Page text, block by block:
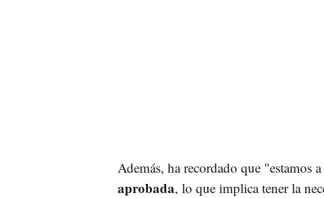
Además, ha recordado que "estamos a
aprobada, lo que implica tener la